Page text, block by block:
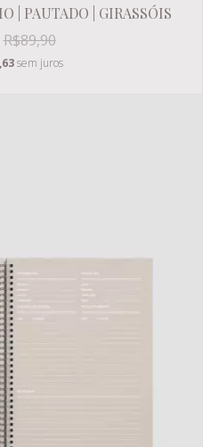
| PAUTADO | GIRASSÓIS
R$89,90
sem juros